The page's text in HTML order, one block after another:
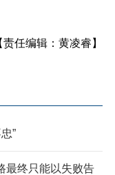
责任编辑：黄凌睿】
”
最终只能以失败告